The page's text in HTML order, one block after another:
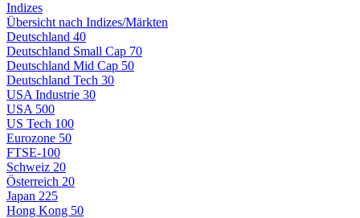
Indizes
Übersicht nach Indizes/Märkten
Deutschland 40
Deutschland Small Cap 70
Deutschland Mid Cap 50
Deutschland Tech 30
USA Industrie 30
USA 500
US Tech 100
Eurozone 50
FTSE-100
Schweiz 20
Österreich 20
Japan 225
Hong Kong 50